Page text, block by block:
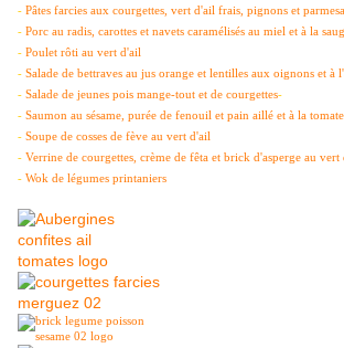
- Pâtes farcies aux courgettes, vert d'ail frais, pignons et
- Porc au radis, carottes et navets caramélisés au miel et à la
- Poulet rôti au vert d'ail
- Salade de bettraves au jus orange et lentilles aux oignons et à
- Salade de jeunes pois mange-tout et de courgettes-
- Saumon au sésame, purée de fenouil et pain aillé et à la tomate
- Soupe de cosses de fève au vert d'ail
- Verrine de courgettes, crème de fêta et brick d'asperge au vert
- Wok de légumes printaniers